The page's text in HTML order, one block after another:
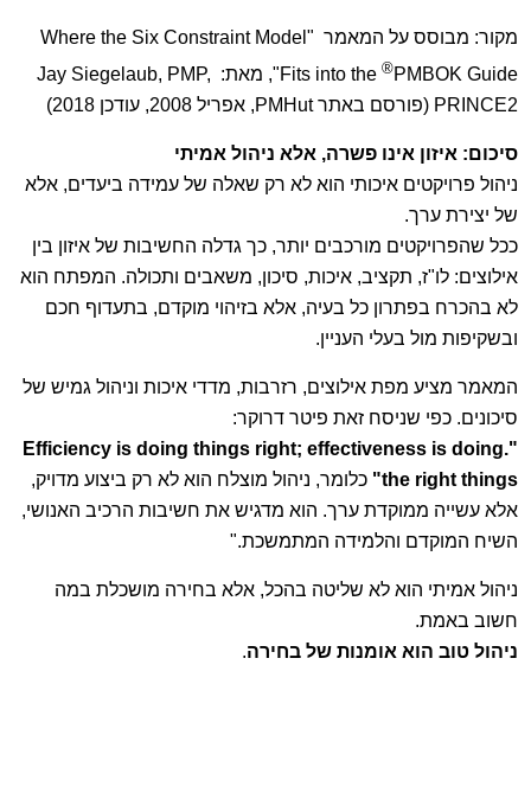
מקור: מבוסס על המאמר "Where the Six Constraint Model
Fits into the ®
PMBOK Guide", מאת: Jay Siegelaub, PMP,
PRINCE2 (פורסם באתר PMHut, אפריל 2008, עודכן 2018)
סיכום: איזון אינו פשרה, אלא ניהול אמיתי
ניהול פרויקטים איכותי הוא לא רק שאלה של עמידה ביעדים, אלא
של יצירת ערך.
ככל שהפרויקטים מורכבים יותר, כך גדלה החשיבות של איזון בין
אילוצים: לו"ז, תקציב, איכות, סיכון, משאבים ותכולה. המפתח הוא
לא בהכרח בפתרון כל בעיה, אלא בזיהוי מוקדם, בתעדוף חכם
ובשקיפות מול בעלי העניין.
המאמר מציע מפת אילוצים, רזרבות, מדדי איכות וניהול גמיש של
סיכונים. כפי שניסח זאת פיטר דרוקר:
".
Efficiency is doing things right; effectiveness is doing
the right things"
כלומר, ניהול מוצלח הוא לא רק ביצוע מדויק,
אלא עשייה ממוקדת ערך. הוא מדגיש את חשיבות הרכיב האנושי,
השיח המוקדם והלמידה המתמשכת."
ניהול אמיתי הוא לא שליטה בהכל, אלא בחירה מושכלת במה
חשוב באמת.
ניהול טוב הוא אומנות של בחירה.